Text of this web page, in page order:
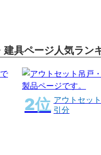
具ページ人気ラン
アウトセッ
引分